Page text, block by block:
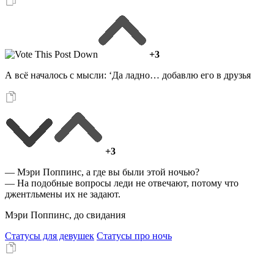
+3
А всё началось с мысли: ‘Да ладно… добавлю его в друзья
+3
— Мэри Поппинс, а где вы были этой ночью?
— На подобные вопросы леди не отвечают, потому что
джентльмены их не задают.
Мэри Поппинс, до свидания
Статусы для девушек Статусы про ночь